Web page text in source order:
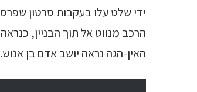
ידי שלט עלו בעקבות סרטון
הרכב מנווט אל תוך הבניין,
האין-הגה נראה יושב אדם בן אנוש.